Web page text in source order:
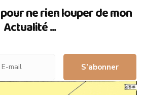
ne rien louper de mon
Actualité ...
S’abonner